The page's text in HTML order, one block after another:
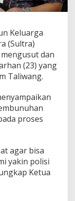
Keluarga
(Sultra)
dan
(23) yang
Taliwang.
proses
agar bisa
yakin polisi
Ketua